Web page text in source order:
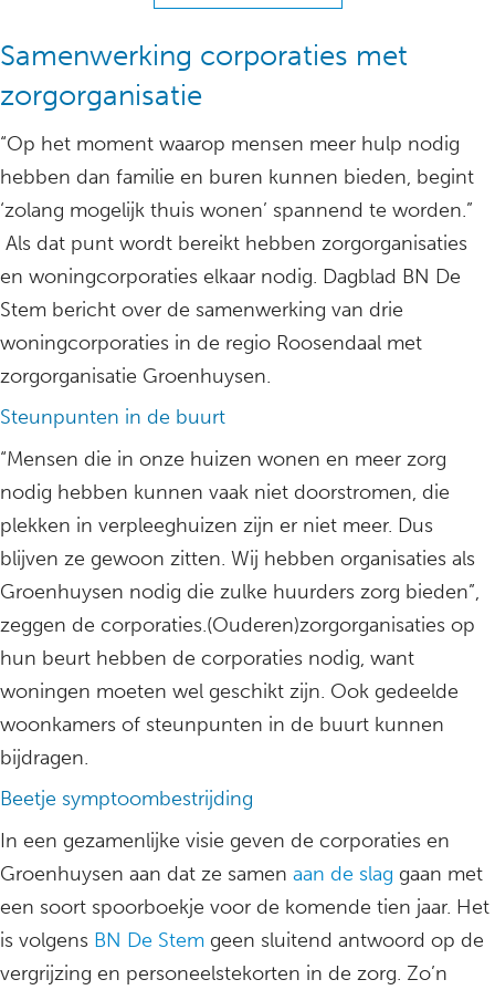
Samenwerking corporaties met
zorgorganisatie
“Op het moment waarop mensen meer hulp nodig
hebben dan familie en buren kunnen bieden, begint
‘zolang mogelijk thuis wonen’ spannend te worden.”
Als dat punt wordt bereikt hebben zorgorganisaties
en woningcorporaties elkaar nodig. Dagblad BN De
Stem bericht over de samenwerking van drie
woningcorporaties in de regio Roosendaal met
zorgorganisatie Groenhuysen.
Steunpunten in de buurt
“Mensen die in onze huizen wonen en meer zorg
nodig hebben kunnen vaak niet doorstromen, die
plekken in verpleeghuizen zijn er niet meer. Dus
blijven ze gewoon zitten. Wij hebben organisaties als
Groenhuysen nodig die zulke huurders zorg bieden”,
zeggen de corporaties.(Ouderen)zorgorganisaties op
hun beurt hebben de corporaties nodig, want
woningen moeten wel geschikt zijn. Ook gedeelde
woonkamers of steunpunten in de buurt kunnen
bijdragen.
Beetje symptoombestrijding
In een gezamenlijke visie geven de corporaties en
Groenhuysen aan dat ze samen aan de slag gaan met
een soort spoorboekje voor de komende tien jaar. Het
is volgens BN De Stem geen sluitend antwoord op de
vergrijzing en personeelstekorten in de zorg. Zo’n